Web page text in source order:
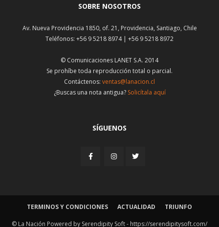
SOBRE NOSOTROS
Av. Nueva Providencia 1850, of. 21, Providencia, Santiago, Chile
Teléfonos: +56 9 5218 8974 | +56 9 5218 8972
© Comunicaciones LANET S.A. 2014
Se prohíbe toda reproducción total o parcial.
Contáctenos: ventas@lanacion.cl
¿Buscas una nota antigua? Solicítala aquí
SÍGUENOS
TERMINOS Y CONDICIONES ACTUALIDAD TRIUNFO
© La Nación Powered by Serendipity Soft - https://serendipitysoft.com/